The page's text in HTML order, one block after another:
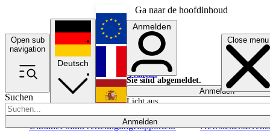
Ga naar de hoofdinhoud
Open sub
navigation
Close menu
Suchen
Anmelden
UkrainePolitikVerteidigungRapporteur NewslettersEvents
Deutsch
English
Français
Anmelden
Sie sind abgemeldet.
Anmelden
Licht aus